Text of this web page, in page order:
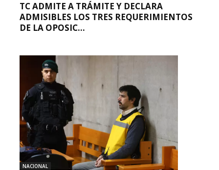
TC ADMITE A TRÁMITE Y DECLARA
ADMISIBLES LOS TRES REQUERIMIENTOS
DE LA OPOSIC...
NACIONAL